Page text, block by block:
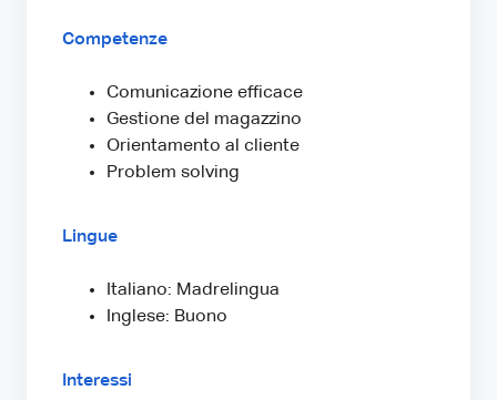
Competenze
Comunicazione efficace
Gestione del magazzino
Orientamento al cliente
Problem solving
Lingue
Italiano: Madrelingua
Inglese: Buono
Interessi